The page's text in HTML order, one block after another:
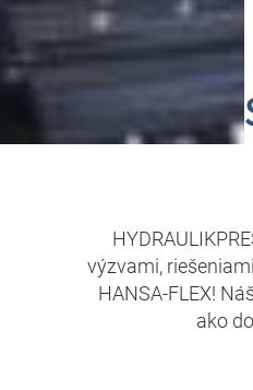
výzvami,
HANSA-FLEX!
ako